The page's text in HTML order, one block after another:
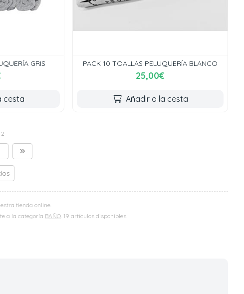
tienda online.
a la categoría BAÑO. 19 artículos disponibles.
GRIS
cesta
PACK 10 TOALLAS PELUQUERÍA BLANCO
25,00€
Añadir a la cesta